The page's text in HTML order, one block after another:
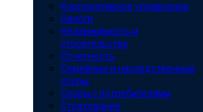
Корпоративное управление
Налоги
Недвижимость и
строительство
Отчётность
Семейные и наследственные
споры
Споры с потребителями
Страхование